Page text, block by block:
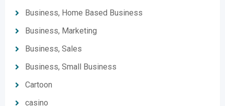
Business, Home Based Business
Business, Marketing
Business, Sales
Business, Small Business
Cartoon
casino